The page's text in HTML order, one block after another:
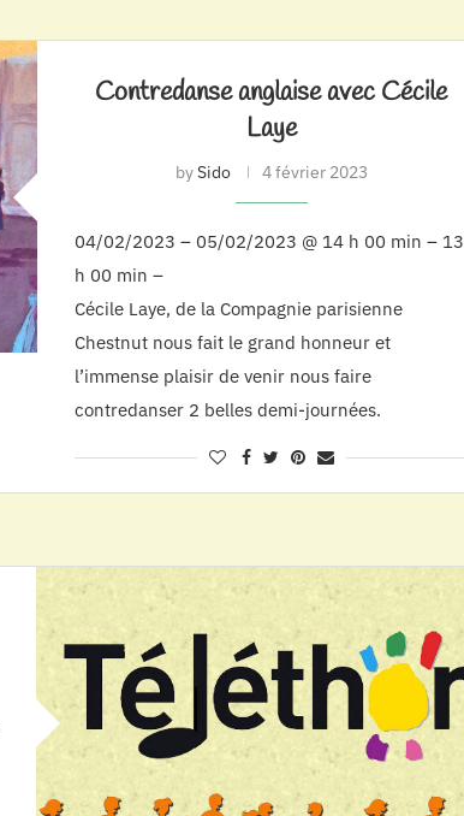
Contredanse anglaise avec Cécile
Laye
bySido 4 février 2023
04/02/2023 – 05/02/2023 @ 14 h 00 min – 13
h 00 min –
Cécile Laye, de la Compagnie parisienne
Chestnut nous fait le grand honneur et
l’immense plaisir de venir nous faire
contredanser 2 belles demi-journées.